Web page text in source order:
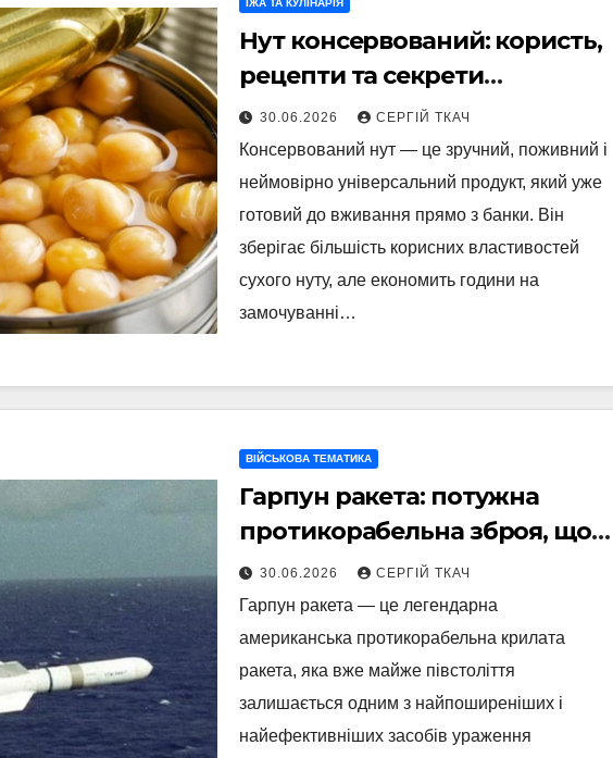
ЇЖА ТА КУЛІНАРІЯ
Нут консервований: користь,
рецепти та секрети
щоденного використання
30.06.2026 СЕРГІЙ ТКАЧ
Консервований нут — це зручний, поживний і
неймовірно універсальний продукт, який уже
готовий до вживання прямо з банки. Він
зберігає більшість корисних властивостей
сухого нуту, але економить години на
замочуванні…
ВІЙСЬКОВА ТЕМАТИКА
Гарпун ракета: потужна
протикорабельна зброя, що
змінює правила морського
бою
30.06.2026 СЕРГІЙ ТКАЧ
Гарпун ракета — це легендарна
американська протикорабельна крилата
ракета, яка вже майже півстоліття
залишається одним з найпоширеніших і
найефективніших засобів ураження